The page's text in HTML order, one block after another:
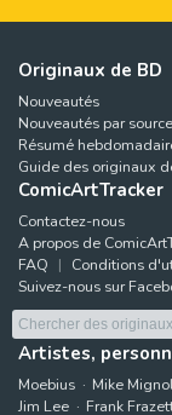
Originaux de BD
Nouveautés
Nouveautés par source
Résumé
Guide des originaux
ComicArtTracker
Contactez-nous
A propos de
FAQ
Conditions
Suivez-nous sur
Artistes,
Moebius Mike
Jim Lee
Frank